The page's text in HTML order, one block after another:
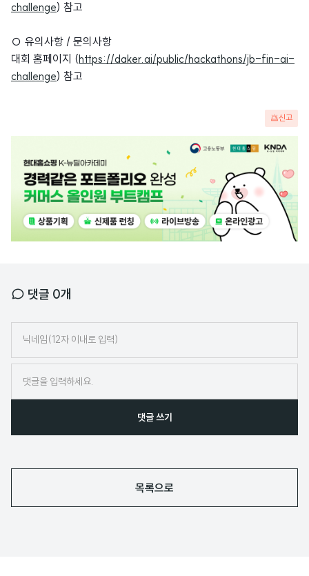
challenge) 참고
○ 유의사항 / 문의사항
대회 홈페이지 (https://daker.ai/public/hackathons/jb-fin-ai-
challenge) 참고
신고
댓글 0개
임
댓글 쓰기
목록으로